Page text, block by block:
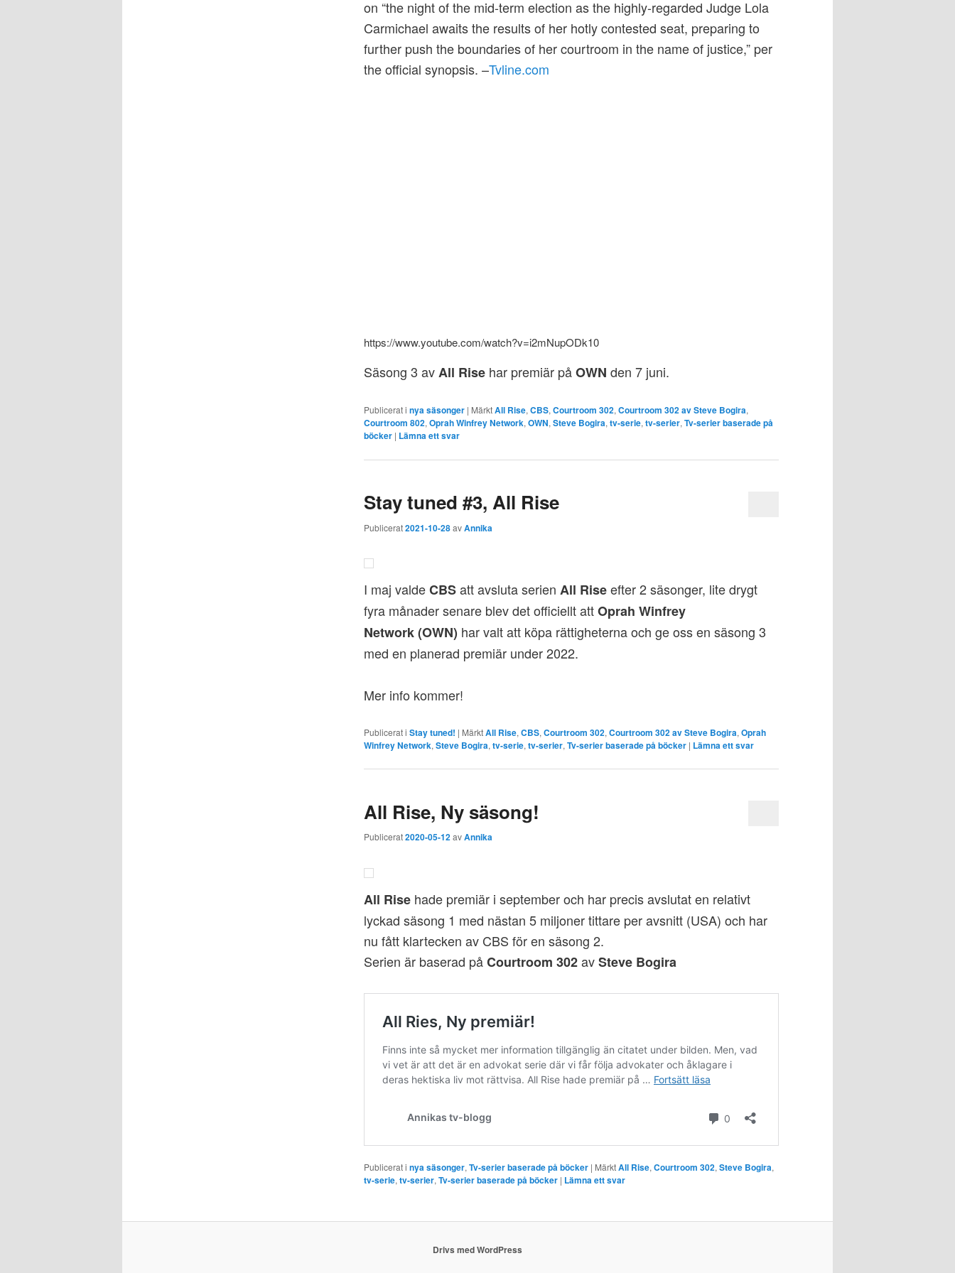
on “the night of the mid-term election as the highly-regarded Judge Lola
Carmichael awaits the results of her hotly contested seat, preparing to
further push the boundaries of her courtroom in the name of justice,” per
the official synopsis. –Tvline.com
https://www.youtube.com/watch?v=i2mNupODk10
Säsong 3 avAll Rise har premiär påOWN den 7 juni.
Publicerat i nya säsonger | MärktAll Rise, CBS, Courtroom 302, Courtroom 302 av Steve Bogira,
Courtroom 802, Oprah Winfrey Network, OWN, Steve Bogira, tv-serie, tv-serier, Tv-serier baserade på
böcker | Lämna ett svar
Stay tuned #3, All Rise
Publicerat2021-10-28avAnnika
I maj valdeCBSatt avsluta serien All Riseefter 2 säsonger, lite drygt
fyra månader senare blev det officiellt attOprah Winfrey
Network (OWN) har valt att köpa rättigheterna och ge oss en säsong 3
med en planerad premiär under 2022.
Mer info kommer!
Publicerat i Stay tuned! | MärktAll Rise, CBS, Courtroom 302, Courtroom 302 av Steve Bogira, Oprah
Winfrey Network, Steve Bogira, tv-serie, tv-serier, Tv-serier baserade på böcker | Lämna ett svar
All Rise, Ny säsong!
Publicerat2020-05-12avAnnika
All Rise hade premiär i september och har precis avslutat en relativt
lyckad säsong 1 med nästan 5 miljoner tittare per avsnitt (USA) och har
nu fått klartecken av CBS för en säsong 2.
Serien är baserad påCourtroom 302avSteve Bogira
Publicerat i nya säsonger, Tv-serier baserade på böcker | MärktAll Rise, Courtroom 302, Steve Bogira,
tv-serie, tv-serier, Tv-serier baserade på böcker | Lämna ett svar
Drivs med WordPress